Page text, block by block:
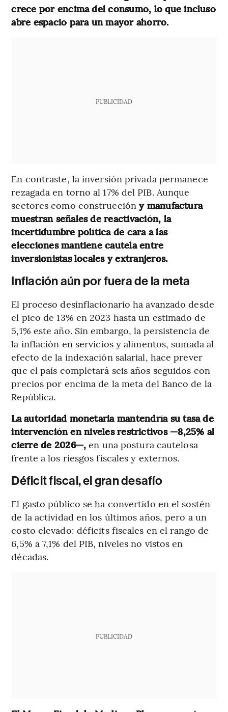
crece por encima del consumo, lo que incluso
abre espacio para un mayor ahorro.
PUBLICIDAD
En contraste, la inversión privada permanece
rezagada en torno al 17% del PIB. Aunque
sectores como construccióny manufactura
muestran señales de reactivación, la
incertidumbre política de cara a las
elecciones mantiene cautela entre
inversionistas locales y extranjeros.
Inflación aún por fuera de la meta
El proceso desinflacionario ha avanzado desde
el pico de 13% en 2023 hasta un estimado de
5,1% este año. Sin embargo, la persistencia de
la inflación en servicios y alimentos, sumada al
efecto de la indexación salarial, hace prever
que el país completará seis años seguidos con
precios por encima de la meta del Banco de la
República.
La autoridad monetaria mantendría su tasa de
intervención en niveles restrictivos —8,25% al
cierre de 2026—, en una postura cautelosa
frente a los riesgos fiscales y externos.
Déficit fiscal, el gran desafío
El gasto público se ha convertido en el sostén
de la actividad en los últimos años, pero a un
costo elevado: déficits fiscales en el rango de
6,5% a 7,1% del PIB, niveles no vistos en
décadas.
PUBLICIDAD